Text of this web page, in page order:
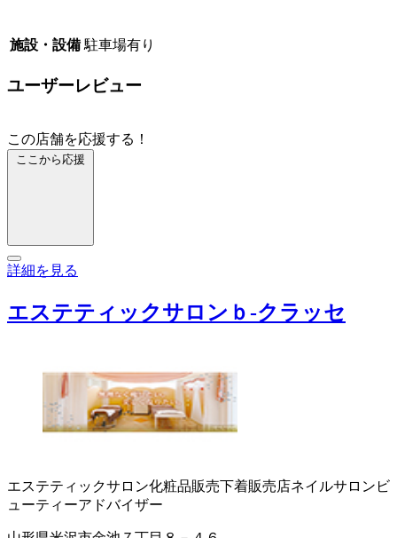
施設・設備 駐車場有り
ユーザーレビュー
この店舗を応援する！
ここから応援
詳細を見る
エステティックサロンｂ‐クラッセ
エステティックサロン化粧品販売下着販売店ネイルサロン ビ
ューティーアドバイザー